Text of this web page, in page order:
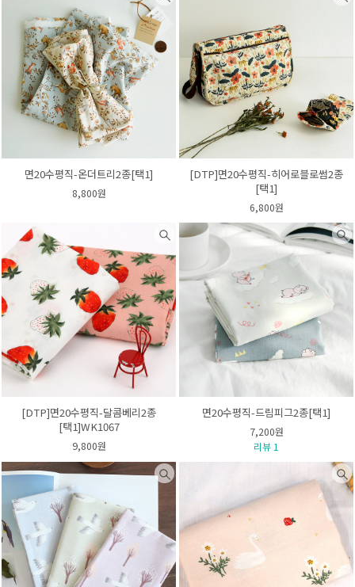
면20수평직-온더트리2종[택1]
8,800원
[DTP]면20수평직-히어로블로썸2종
[택1]
6,800원
[DTP]면20수평직-달콤베리2종
[택1]WK1067
9,800원
면20수평직-드림피그2종[택1]
7,200원
리뷰 1